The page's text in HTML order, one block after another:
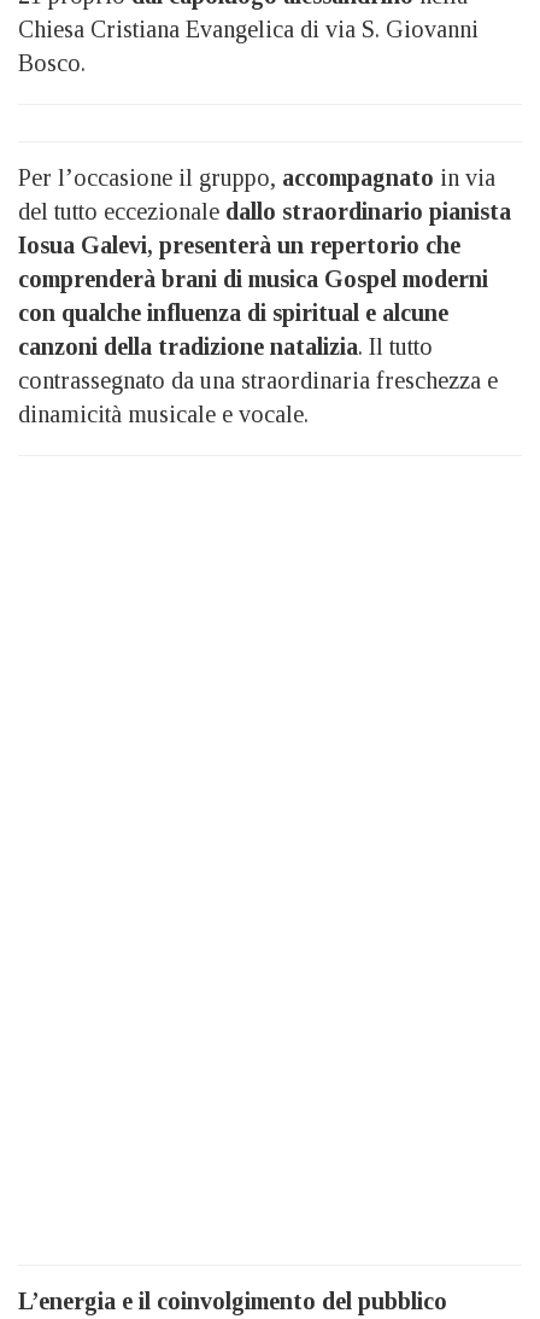
Chiesa Cristiana Evangelica di via S. Giovanni
Bosco.
Per l’occasione il gruppo, accompagnato in via
del tutto eccezionale dallo straordinario pianista
Iosua Galevi, presenterà un repertorio che
comprenderà brani di musica Gospel moderni
con qualche influenza di spiritual e alcune
canzoni della tradizione natalizia. Il tutto
contrassegnato da una straordinaria freschezza e
dinamicità musicale e vocale.
L’energia e il coinvolgimento del pubblico